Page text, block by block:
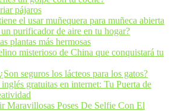
pájaros
el usar muñequera para muñeca abierta
purificador de aire en tu hogar?
plantas más hermosas
misterioso de China que conquistará tu
seguros los lácteos para los gatos?
gratuitas en internet: Tu Puerta de
Maravillosas Poses De Selfie Con El